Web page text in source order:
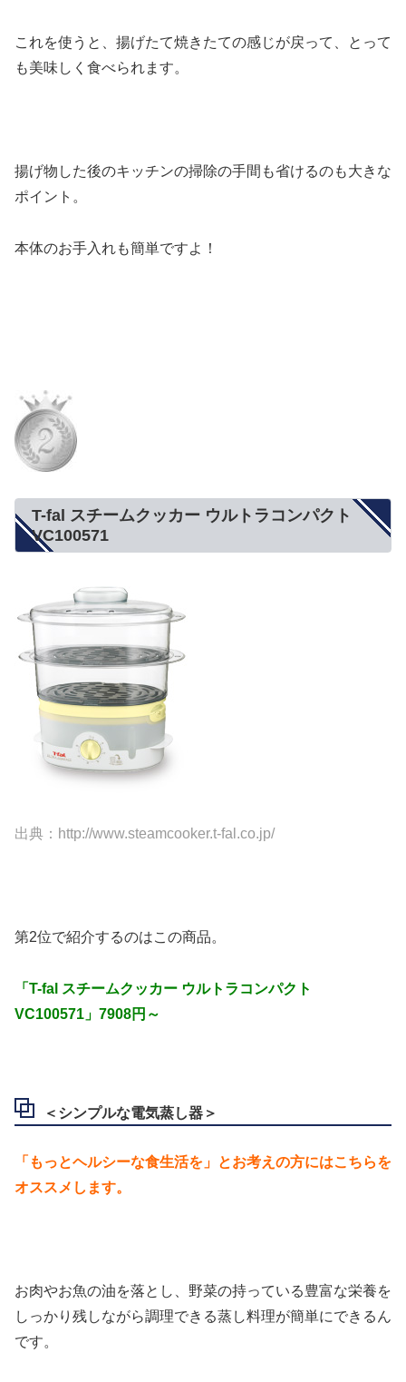
これを使うと、揚げたて焼きたての感じが戻って、とって
も美味しく食べられます。
揚げ物した後のキッチンの掃除の手間も省けるのも大きな
ポイント。
本体のお手入れも簡単ですよ！
T-fal スチームクッカー ウルトラコンパクト
VC100571
出典：http://www.steamcooker.t-fal.co.jp/
第2位で紹介するのはこの商品。
「T-fal スチームクッカー ウルトラコンパクト
VC100571」7908円～
＜シンプルな電気蒸し器＞
「もっとヘルシーな食生活を」とお考えの方にはこちらを
オススメします。
お肉やお魚の油を落とし、野菜の持っている豊富な栄養を
しっかり残しながら調理できる蒸し料理が簡単にできるん
です。